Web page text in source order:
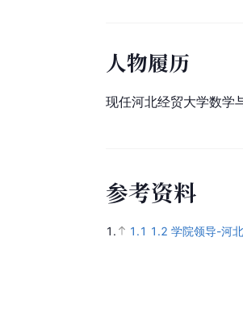
人物履历
现任河北经贸大学数学
参考资料
1. 1.1 1.2 学院领导-河